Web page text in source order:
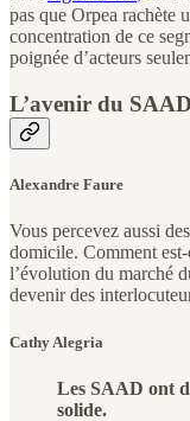
pas que Orpea rachète
concentration de ce
poignée d’acteurs
L’avenir du SAAD
Alexandre Faure
Vous percevez aussi
domicile. Comment
l’évolution du marché
devenir des
Cathy Alegria
Les SAAD ont
solide.